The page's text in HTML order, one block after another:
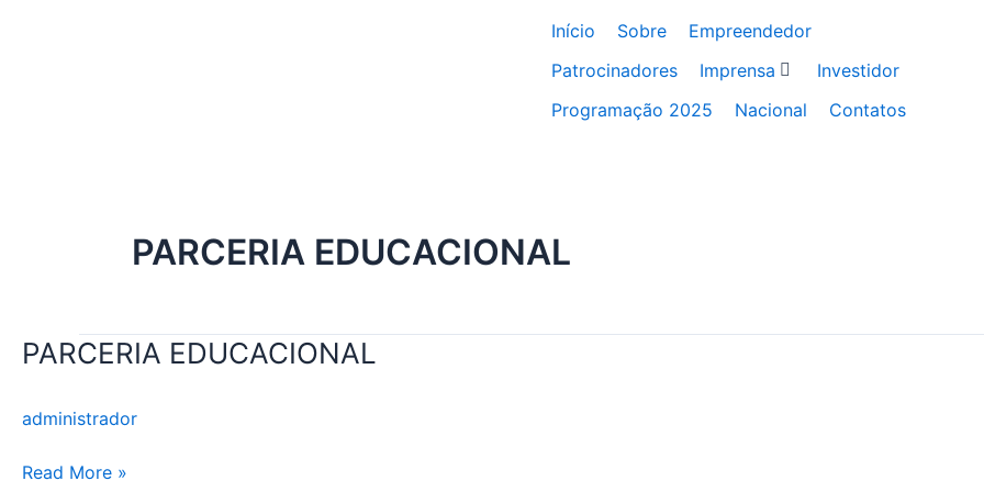
Início Sobre
Empreendedor
Patrocinadores
Imprensa
Investidor
Programação 2025
Nacional Contatos
PARCERIA EDUCACIONAL
PARCERIA EDUCACIONAL
administrador
PARCERIA
Read More »